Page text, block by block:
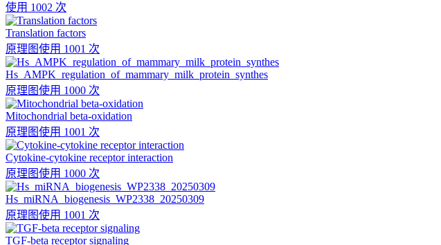
使用 1002 次
Translation factors
原理图使用 1001 次
Hs_AMPK_regulation_of_mammary_milk_protein_synthes
原理图使用 1000 次
Mitochondrial beta-oxidation
原理图使用 1001 次
Cytokine-cytokine receptor interaction
原理图使用 1000 次
Hs_miRNA_biogenesis_WP2338_20250309
原理图使用 1001 次
TGF-beta receptor signaling